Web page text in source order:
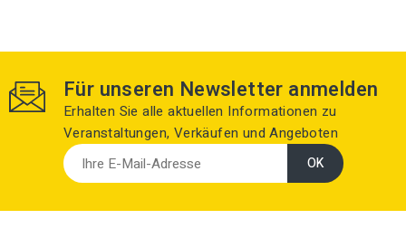
Für unseren Newsletter anmelden
Erhalten Sie alle aktuellen Informationen zu
Veranstaltungen, Verkäufen und Angeboten